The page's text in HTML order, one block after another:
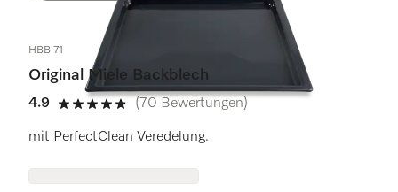
HBB 71
Original Miele Backblech
4.9
4.9 Sterne von 5
(70 Bewertungen)
mit PerfectClean Veredelung.